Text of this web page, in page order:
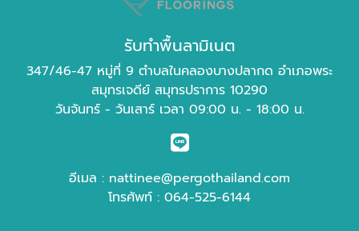
รับทำพื้นลามิเนต
347/46-47 หมู่ที่ 9 ตำบลในคลองบางปลากด อำเภอพระ
สมุทรเจดีย์ สมุทรปราการ 10290
วันจันทร์ - วันเสาร์ เวลา 09:00 น. - 18:00 น.
อีเมล : nattinee@pergothailand.com
โทรศัพท์ : 064-525-6144